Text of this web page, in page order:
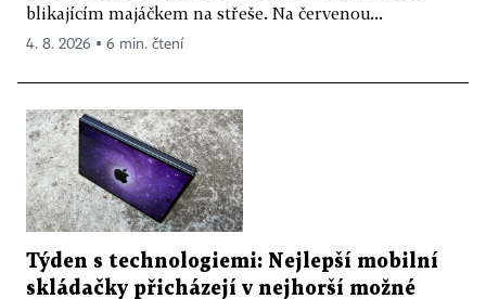
blikajícím majáčkem na střeše. Na červenou...
4. 8. 2026 ▪ 6 min. čtení
Týden s technologiemi: Nejlepší mobilní
skládačky přicházejí v nejhorší možné